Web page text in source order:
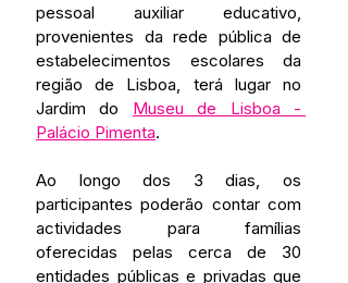
pessoal auxiliar educativo,
provenientes da rede pública de
estabelecimentos escolares da
região de Lisboa, terá lugar no
Jardim do Museu de Lisboa -
Palácio Pimenta.
Ao longo dos 3 dias, os
participantes poderão contar com
actividades para famílias
oferecidas pelas cerca de 30
entidades públicas e privadas que